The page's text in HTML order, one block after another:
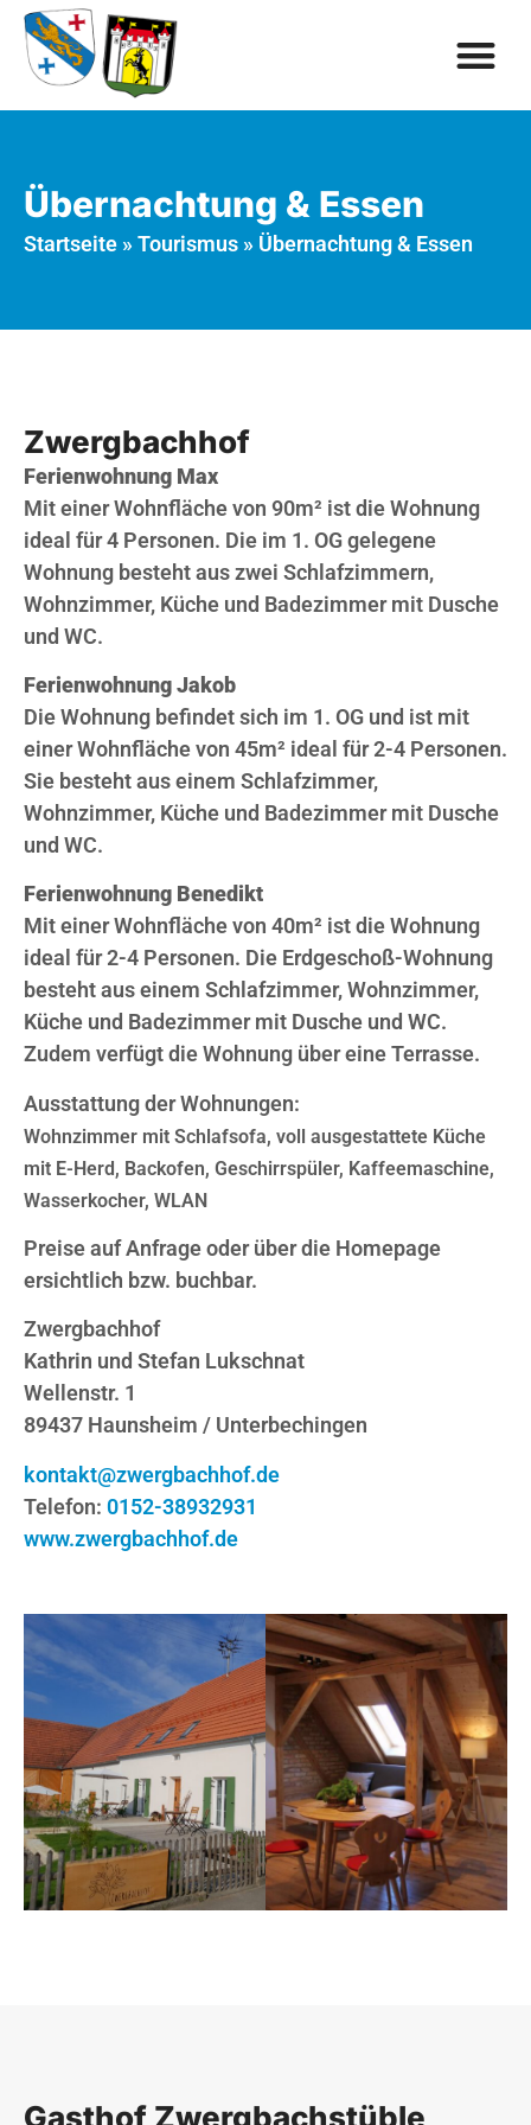
Übernachtung & Essen
Startseite » Tourismus » Übernachtung & Essen
Zwergbachhof
Ferienwohnung Max
Mit einer Wohnfläche von 90m² ist die Wohnung
ideal für 4 Personen. Die im 1. OG gelegene
Wohnung besteht aus zwei Schlafzimmern,
Wohnzimmer, Küche und Badezimmer mit Dusche
und WC.
Ferienwohnung Jakob
Die Wohnung befindet sich im 1. OG und ist mit
einer Wohnfläche von 45m² ideal für 2-4 Personen.
Sie besteht aus einem Schlafzimmer,
Wohnzimmer, Küche und Badezimmer mit Dusche
und WC.
Ferienwohnung Benedikt
Mit einer Wohnfläche von 40m² ist die Wohnung
ideal für 2-4 Personen. Die Erdgeschoß-Wohnung
besteht aus einem Schlafzimmer, Wohnzimmer,
Küche und Badezimmer mit Dusche und WC.
Zudem verfügt die Wohnung über eine Terrasse.
Ausstattung der Wohnungen:
Wohnzimmer mit Schlafsofa, voll ausgestattete Küche
mit E-Herd, Backofen, Geschirrspüler, Kaffeemaschine,
Wasserkocher, WLAN
Preise auf Anfrage oder über die Homepage
ersichtlich bzw. buchbar.
Zwergbachhof
Kathrin und Stefan Lukschnat
Wellenstr. 1
89437 Haunsheim / Unterbechingen
kontakt@zwergbachhof.de
Telefon: 0152-38932931
www.zwergbachhof.de
Gasthof Zwergbachstüble